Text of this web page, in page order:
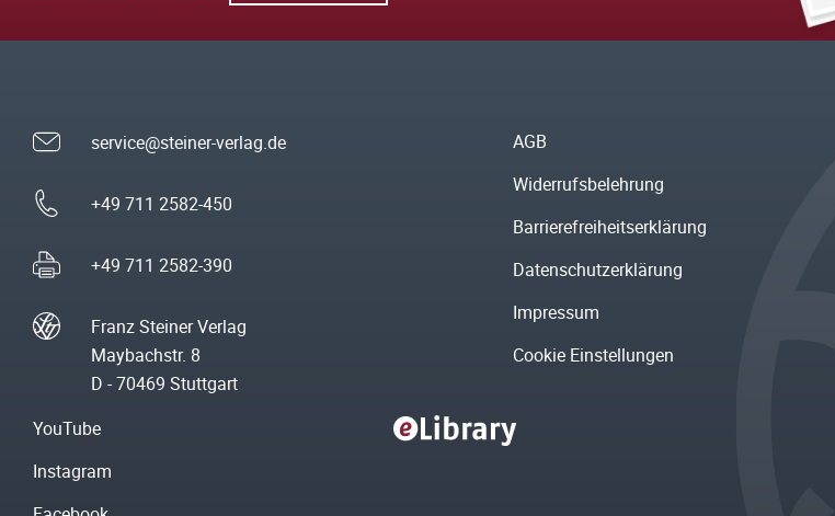
service@steiner-verlag.de
+49 711 2582-450
+49 711 2582-390
Franz Steiner Verlag
Maybachstr. 8
D - 70469 Stuttgart
AGB
Widerrufsbelehrung
Barrierefreiheitserklärung
Datenschutzerklärung
Impressum
Cookie Einstellungen
YouTube
Instagram